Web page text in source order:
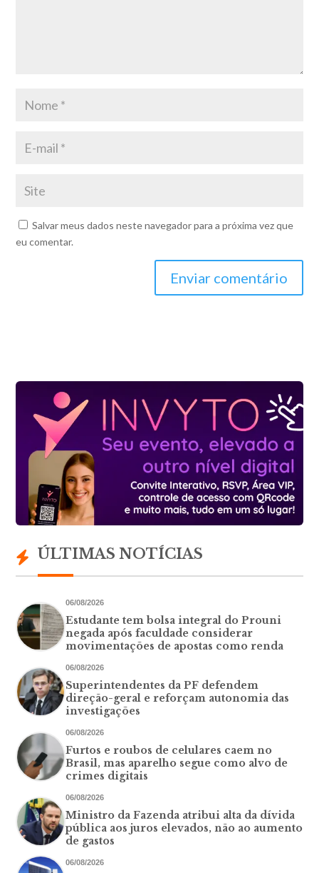
Salvar meus dados neste navegador para a próxima vez que
eu comentar.
Enviar comentário
ÚLTIMAS NOTÍCIAS
06/08/2026
Estudante tem bolsa integral do Prouni
negada após faculdade considerar
movimentações de apostas como renda
06/08/2026
Superintendentes da PF defendem
direção-geral e reforçam autonomia das
investigações
06/08/2026
Furtos e roubos de celulares caem no
Brasil, mas aparelho segue como alvo de
crimes digitais
06/08/2026
Ministro da Fazenda atribui alta da dívida
pública aos juros elevados, não ao aumento
de gastos
06/08/2026